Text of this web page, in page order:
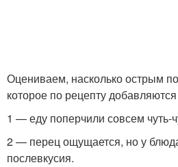
Оцениваем, насколько острым
которое по рецепту
1 — еду поперчили совсем чуть-
2 — перец ощущается, но у
послевкусия.